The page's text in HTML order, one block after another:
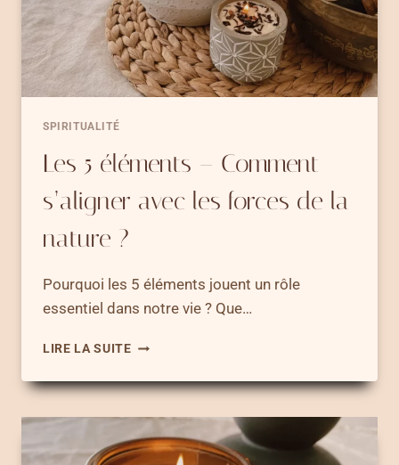
SPIRITUALITÉ
Les 5 éléments – Comment
s’aligner avec les forces de la
nature ?
Pourquoi les 5 éléments jouent un rôle
essentiel dans notre vie ? Que…
LIRE LA SUITELES
ÉLÉMENTS
COMMENT
S’ALIGNER
AVEC